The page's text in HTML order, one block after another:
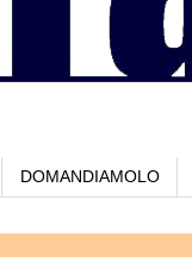
DOMANDIAMOLO